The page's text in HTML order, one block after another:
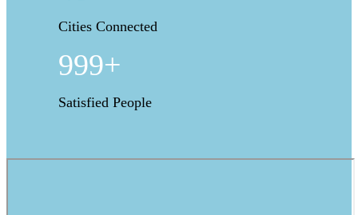
Cities Connected
999+
Satisfied People